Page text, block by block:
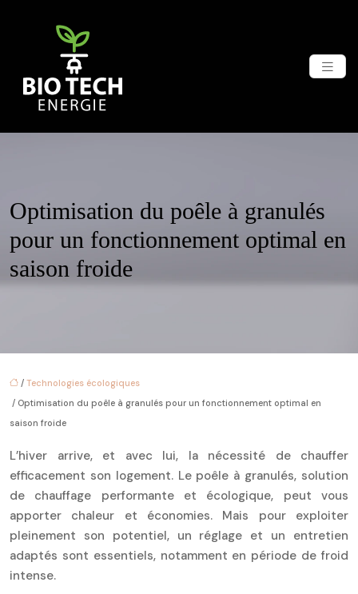
Optimisation du poêle à granulés
pour un fonctionnement optimal en
saison froide
/ Technologies écologiques
/ Optimisation du poêle à granulés pour un fonctionnement optimal en
saison froide
L’hiver arrive, et avec lui, la nécessité de chauffer
efficacement son logement. Le poêle à granulés, solution
de chauffage performante et écologique, peut vous
apporter chaleur et économies. Mais pour exploiter
pleinement son potentiel, un réglage et un entretien
adaptés sont essentiels, notamment en période de froid
intense.